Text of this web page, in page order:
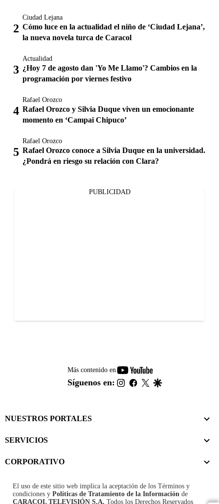
Ciudad Lejana
Cómo luce en la actualidad el niño de ‘Ciudad Lejana’,
la nueva novela turca de Caracol
Actualidad
¿Hoy 7 de agosto dan 'Yo Me Llamo'? Cambios en la
programación por viernes festivo
Rafael Orozco
Rafael Orozco y Silvia Duque viven un emocionante
momento en ‘Campai Chipuco’
Rafael Orozco
Rafael Orozco conoce a Silvia Duque en la universidad.
¿Pondrá en riesgo su relación con Clara?
PUBLICIDAD
Más contenido en
youtube-
footer
Síguenos en: instagram
facebook
twitter
NUESTROS PORTALES
SERVICIOS
CORPORATIVO
El uso de este sitio web implica la aceptación de los Términos y
condiciones y Políticas de Tratamiento de la Información de
CARACOL TELEVISIÓN S.A. Todos los Derechos Reservados